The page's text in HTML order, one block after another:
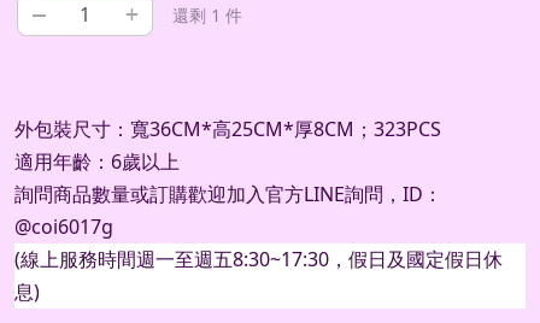
– + 還剩 1 件
外包裝尺寸：寬36CM*高25CM*厚8CM；323PCS
適用年齡：6歲以上
詢問商品數量或訂購歡迎加入官方LINE詢問， ID ：
@coi6017g
(線上服務時間週一至週五8:30~17:30 ，假日及國定假日休
息)